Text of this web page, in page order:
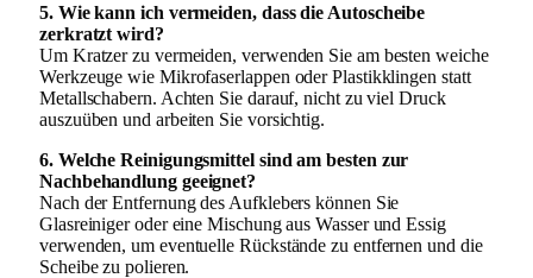
5. Wie kann ich vermeiden, dass die Autoscheibe
zerkratzt wird?
Um Kratzer zu vermeiden, verwenden Sie am besten weiche
Werkzeuge wie Mikrofaserlappen oder Plastikklingen statt
Metallschabern. Achten Sie darauf, nicht zu viel Druck
auszuüben und arbeiten Sie vorsichtig.
6. Welche Reinigungsmittel sind am besten zur
Nachbehandlung geeignet?
Nach der Entfernung des Aufklebers können Sie
Glasreiniger oder eine Mischung aus Wasser und Essig
verwenden, um eventuelle Rückstände zu entfernen und die
Scheibe zu polieren.